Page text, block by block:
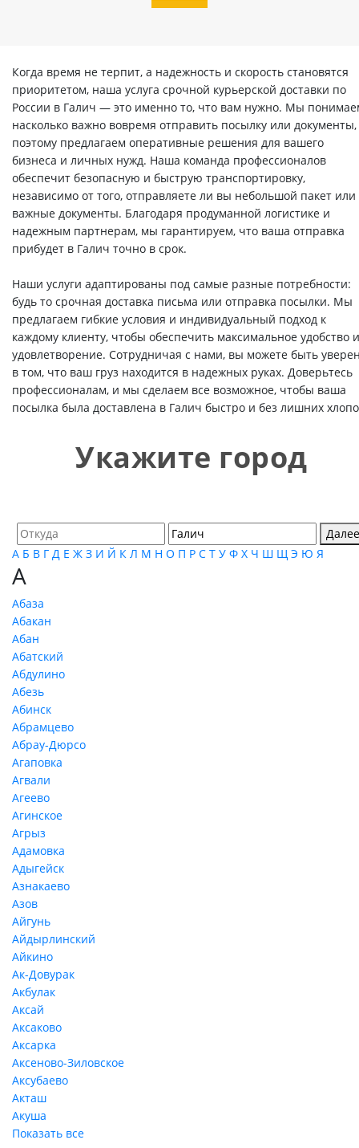
Когда время не терпит, а надежность и скорость становятся
приоритетом, наша услуга срочной курьерской доставки по
России в Галич — это именно то, что вам нужно. Мы
насколько важно вовремя отправить посылку или документы,
поэтому предлагаем оперативные решения для вашего
бизнеса и личных нужд. Наша команда профессионалов
обеспечит безопасную и быструю транспортировку,
независимо от того, отправляете ли вы небольшой пакет или
важные документы. Благодаря продуманной логистике и
надежным партнерам, мы гарантируем, что ваша отправка
прибудет в Галич точно в срок.
Наши услуги адаптированы под самые разные потребности:
будь то срочная доставка письма или отправка посылки. Мы
предлагаем гибкие условия и индивидуальный подход к
каждому клиенту, чтобы обеспечить максимальное удобство и
удовлетворение. Сотрудничая с нами, вы можете быть
в том, что ваш груз находится в надежных руках. Доверьтесь
профессионалам, и мы сделаем все возможное, чтобы ваша
посылка была доставлена в Галич быстро и без лишних
Укажите город
Далее
А Б В Г Д Е Ж З И Й К Л М Н О П Р С Т У Ф Х Ч Ш Щ Э Ю Я
А
Абаза
Абакан
Абан
Абатский
Абдулино
Абезь
Абинск
Абрамцево
Абрау-Дюрсо
Агаповка
Агвали
Агеево
Агинское
Агрыз
Адамовка
Адыгейск
Азнакаево
Азов
Айгунь
Айдырлинский
Айкино
Ак-Довурак
Акбулак
Аксай
Аксаково
Аксарка
Аксеново-Зиловское
Аксубаево
Акташ
Акуша
Показать все